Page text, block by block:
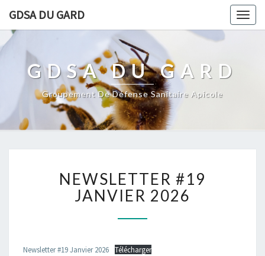
GDSA DU GARD
GDSA DU GARD
Groupement De Défense Sanitaire Apicole
#19
JANVIER
2026
NEWSLETTER #19
JANVIER 2026
Newsletter #19 Janvier 2026 Télécharger